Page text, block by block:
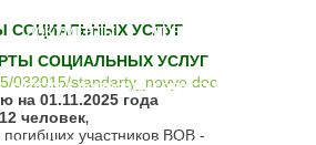
ДОКУМЕНТЫ НОВОСТИ
ОТЗЫВЫ, ВОПРОСЫ И ОТВЕТЫ
СОЦИАЛЬНЫХ УСЛУГ
СОЦИАЛЬНЫХ УСЛУГ
032015/standarty_novye.doc
на 01.11.2025 года
человек,
погибших участников ВОВ -